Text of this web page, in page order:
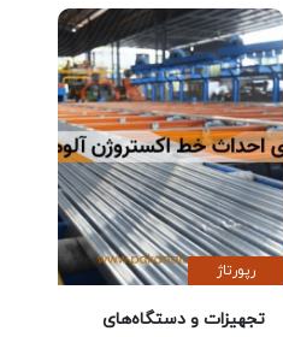
رپورتاژ
تجهیزات و دستگاه‌های